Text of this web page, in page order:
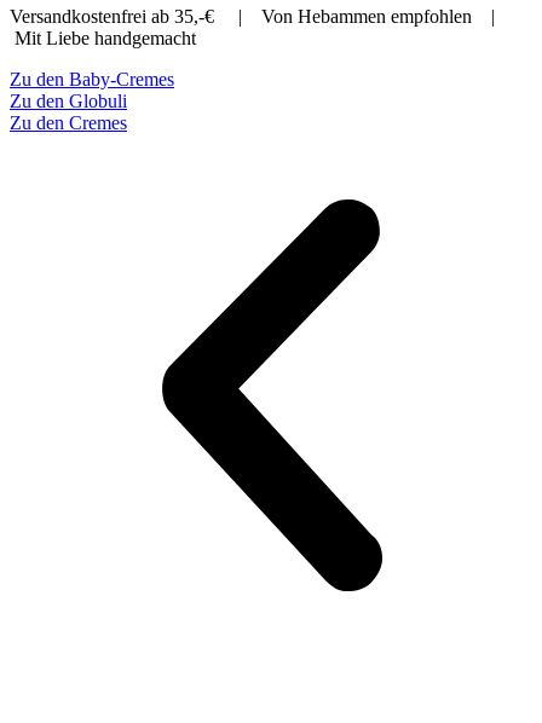
Versandkostenfrei ab 35,-€ | Von Hebammen empfohlen |
Mit Liebe handgemacht
Zu den Baby-Cremes
Zu den Globuli
Zu den Cremes